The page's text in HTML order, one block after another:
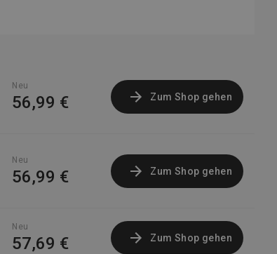
Neu
56,99 € Zum Shop gehen
Neu
56,99 € Zum Shop gehen
Neu
57,69 € Zum Shop gehen